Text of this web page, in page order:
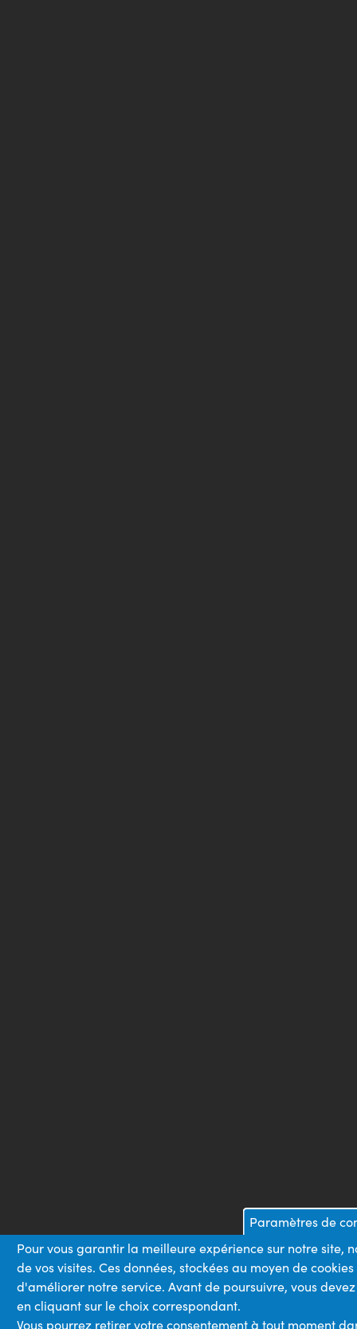
Paramètres de
Pour vous garantir la meilleure expérience sur notre site,
de vos visites. Ces données, stockées au moyen de
d'améliorer notre service. Avant de poursuivre, vous
en cliquant sur le choix correspondant.
Vous pourrez retirer votre consentement à tout moment